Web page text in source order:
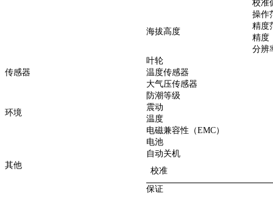
校准
海拔高度
操作
精度
精度
分辨
传感器
叶轮
温度传感器
大气压传感器
环境
防潮等级
震动
温度
电磁兼容性（EMC）
其他
电池
自动关机
校准
保证